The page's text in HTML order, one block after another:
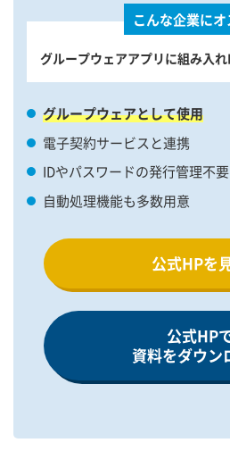
こんな企業に
グループウェアアプリに組み入
グループウェアとして使用
電子契約サービスと連携
IDやパスワードの発行管理不要
自動処理機能も多数用意
公式HPを
公式HP
資料をダウン